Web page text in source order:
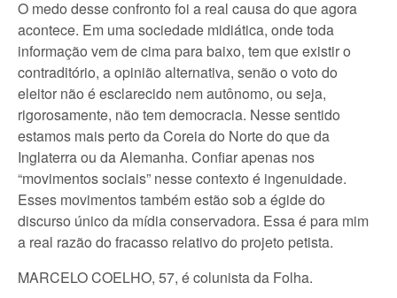
O medo desse confronto foi a real causa do que agora
acontece. Em uma sociedade midiática, onde toda
informação vem de cima para baixo, tem que existir o
contraditório, a opinião alternativa, senão o voto do
eleitor não é esclarecido nem autônomo, ou seja,
rigorosamente, não tem democracia. Nesse sentido
estamos mais perto da Coreia do Norte do que da
Inglaterra ou da Alemanha. Confiar apenas nos
“movimentos sociais” nesse contexto é ingenuidade.
Esses movimentos também estão sob a égide do
discurso único da mídia conservadora. Essa é para mim
a real razão do fracasso relativo do projeto petista.
MARCELO COELHO, 57, é colunista da Folha.